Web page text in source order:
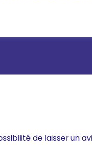
de laisser un